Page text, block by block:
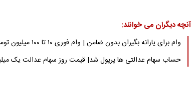
آنچه دیگران می خوانند:
وام برای یارانه بگیران بدون ضامن | وام فوری ۱۰ تا ۱۰۰ میلیون تومانی بانک رفاه
حساب سهام عدالتی ها پرپول شد| قیمت روز سهام عدالت یک